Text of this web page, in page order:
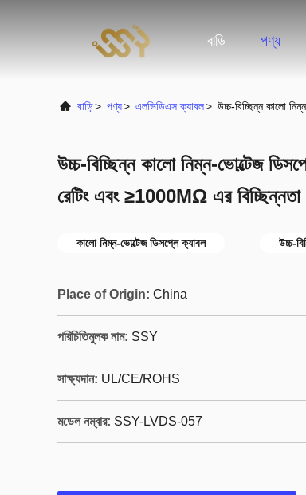
বাড়ি পণ্য
বাড়ি> পণ্য> এলভিডিএস ক্যাবল> উচ্চ-বিচ্ছিন্ন কালো
উচ্চ-বিচ্ছিন্ন কালো নিম্ন-ভোল্টেজ
রেটিং এবং ≥1000MΩ এর বিচ্ছিন্নতা
কালো নিম্ন-ভোল্টেজ ডিসপ্লে ক্যাবল উচ্চ-
Place of Origin: China
পরিচিতিমুলক নাম: SSY
সাক্ষ্যদান: UL/CE/ROHS
মডেল নম্বার: SSY-LVDS-057